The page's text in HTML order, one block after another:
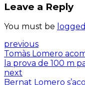
Leave a Reply
You must be
previous
Tomàs Lomero
la prova de 100 m
next
Bernat Lomero